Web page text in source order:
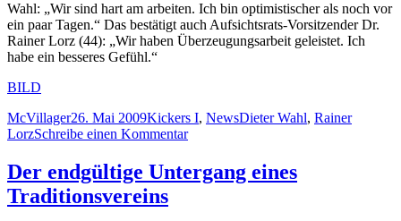
Wahl: „Wir sind hart am arbeiten. Ich bin optimistischer als noch vor
ein paar Tagen.“ Das bestätigt auch Aufsichtsrats-Vorsitzender Dr.
Rainer Lorz (44): „Wir haben Überzeugungsarbeit geleistet. Ich
habe ein besseres Gefühl.“
BILD
Autor
McVillagerVeröffentlicht
am
26. Mai 2009Kategorien
Kickers I, NewsSchlagwörter
Dieter Wahl, Rainer
LorzSchreibe einen Kommentarzu
Stuttgarter
Kickers:
Der endgültige Untergang eines
Traditionsvereins